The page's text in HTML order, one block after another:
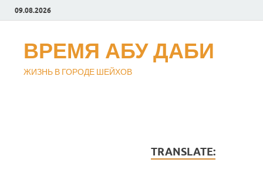
09.08.2026
ВРЕМЯ АБУ ДАБИ
ЖИЗНЬ В ГОРОДЕ ШЕЙХОВ
TRANSLATE: